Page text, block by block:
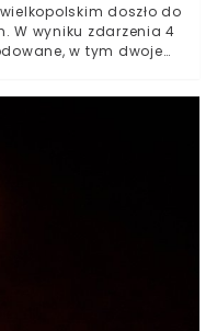
doszło do
W wyniku zdarzenia 4
w tym dwoje